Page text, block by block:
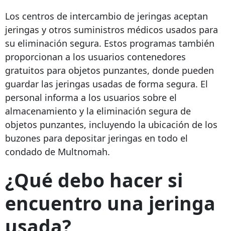
Los centros de intercambio de jeringas aceptan
jeringas y otros suministros médicos usados ​​para
su eliminación segura. Estos programas también
proporcionan a los usuarios contenedores
gratuitos para objetos punzantes, donde pueden
guardar las jeringas usadas de forma segura. El
personal informa a los usuarios sobre el
almacenamiento y la eliminación segura de
objetos punzantes, incluyendo la ubicación de los
buzones para depositar jeringas en todo el
condado de Multnomah.
¿Qué debo hacer si
encuentro una jeringa